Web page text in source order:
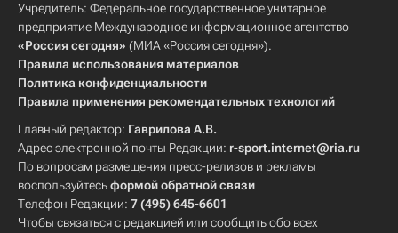
Учредитель: Федеральное государственное унитарное
предприятие Международное информационное агентство
«Россия сегодня» (МИА «Россия сегодня»).
Правила использования материалов
Политика конфиденциальности
Правила применения рекомендательных технологий
Главный редактор: Гаврилова А.В.
Адрес электронной почты Редакции: r-sport.internet@ria.ru
По вопросам размещения пресс-релизов и рекламы
воспользуйтесьформой обратной связи
Телефон Редакции: 7 (495) 645-6601
Чтобы связаться с редакцией или сообщить обо всех